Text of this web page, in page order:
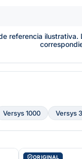
referencia
Versys 1000 Versys
ORIGINAL